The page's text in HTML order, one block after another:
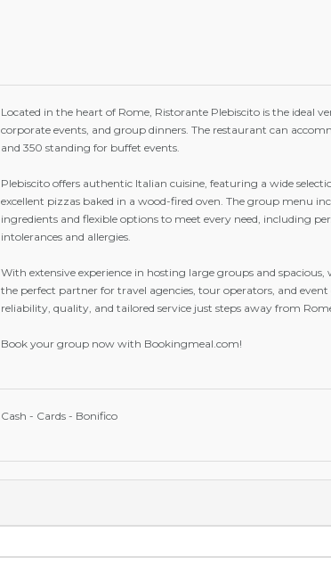
Located in the heart of Rome, Ristorante Plebiscito is the ideal
corporate events, and group dinners. The restaurant can
and 350 standing for buffet events.
Plebiscito offers authentic Italian cuisine, featuring a wide
excellent pizzas baked in a wood-fired oven. The group menu
ingredients and flexible options to meet every need, including
intolerances and allergies.
With extensive experience in hosting large groups and
the perfect partner for travel agencies, tour operators, and
reliability, quality, and tailored service just steps away from
Book your group now with Bookingmeal.com!
Cash - Cards - Bonifico